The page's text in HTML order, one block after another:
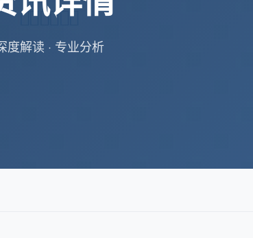
度解读 · 专业分析